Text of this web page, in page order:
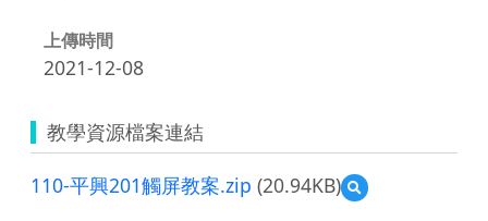
上傳時間
2021-12-08
教學資源檔案連結
110-平興201觸屏教案.zip (20.94KB)
預
覽